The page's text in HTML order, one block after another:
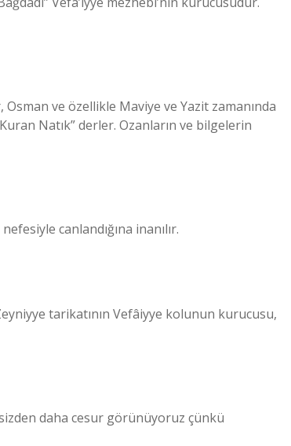
ve özellikle Maviye ve Yazit zamanında
Natık” derler. Ozanların ve bilgelerin
canlandığına inanılır.
tarikatının Vefâiyye kolunun kurucusu,
daha cesur görünüyoruz çünkü